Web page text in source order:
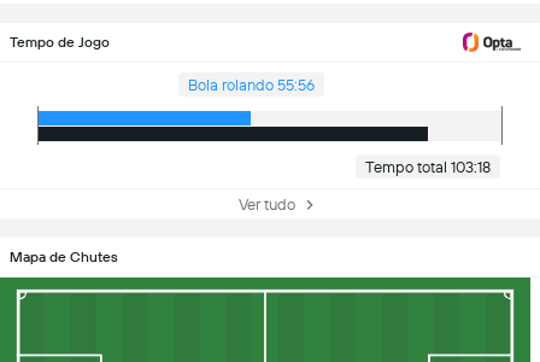
Tempo de Jogo
Bola rolando 55:56
Tempo total 103:18
Ver tudo
Mapa de Chutes